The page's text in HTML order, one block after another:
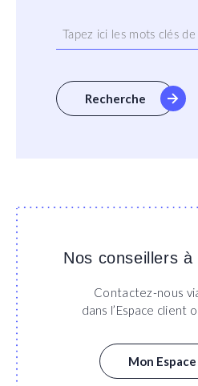
Recherche
Nos conseillers
Contactez-nous
dans l’Espace client
Mon